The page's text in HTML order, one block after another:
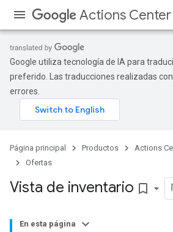
Actions Center
Google utiliza tecnología de IA para
preferido. Las traducciones realizadas
errores.
Página principal Productos Actions
Ofertas
Vista de inventario bookmark_border
En esta página